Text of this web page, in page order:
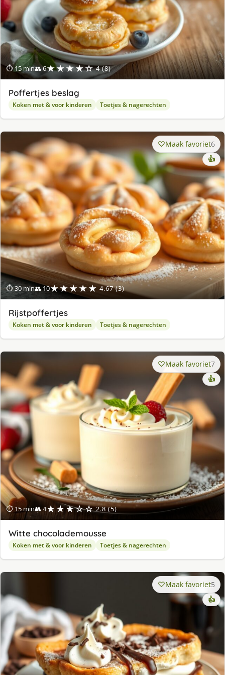
⏱ 15 min👥 6★★★★☆ 4 (8)
Poffertjes beslag
Koken met & voor kinderen Toetjes & nagerechten
⏱ 30 min👥 10★★★★★ 4.67 (3)
Maak favoriet6
👍
Rijstpoffertjes
Koken met & voor kinderen Toetjes & nagerechten
⏱ 15 min👥 4★★★☆☆ 2.8 (5)
Maak favoriet7
👍
Witte chocolademousse
Koken met & voor kinderen Toetjes & nagerechten
Maak favoriet5
👍